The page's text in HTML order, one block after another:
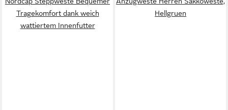
Tragekomfort dank weich
wattiertem Innenfutter
Hellgruen